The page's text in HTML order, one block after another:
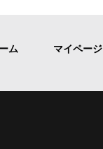
ム マイページ